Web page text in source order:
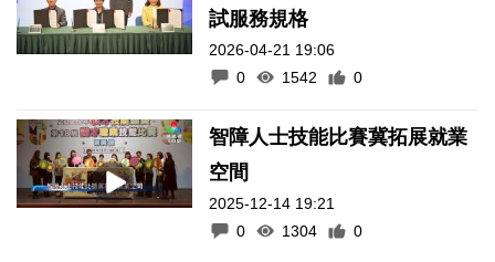
試服務規格
2026-04-21 19:06
0
1542 0
智障人士技能比賽冀拓展就業
空間
2025-12-14 19:21
0
1304 0